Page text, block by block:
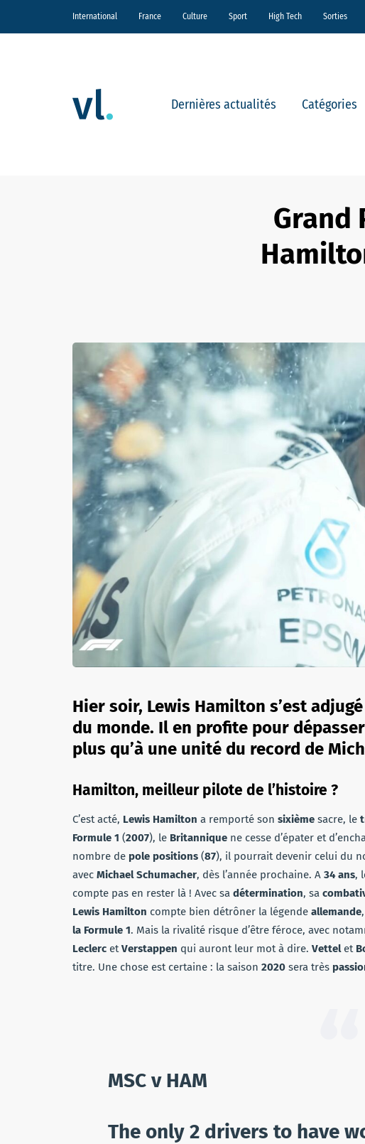
International France Culture Sport High Tech Sorties
Dernières actualités Catégories
Grand
Hier soir, Lewis Hamilton s’est
du monde. Il en profite pour
plus qu’à une unité du record de
Hamilton, meilleur pilote de l’histoire ?
C’est acté, Lewis Hamilton a remporté son sixième sacre, le
Formule 1 (2007), le Britannique ne cesse d’épater et
nombre de pole positions (87), il pourrait devenir celui du
avec Michael Schumacher, dès l’année prochaine. A 34 ans,
compte pas en rester là ! Avec sa détermination, sa
Lewis Hamilton compte bien détrôner la légende allemande
la Formule 1. Mais la rivalité risque d’être féroce, avec
Leclerc et Verstappen qui auront leur mot à dire. Vettel et
titre. Une chose est certaine : la saison 2020 sera très
MSC v HAM
The only 2 drivers to have